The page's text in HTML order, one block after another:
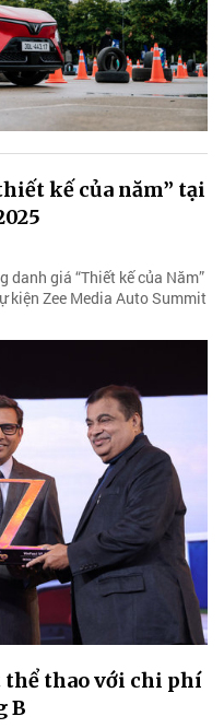
kế của năm” tại
giá “Thiết kế của Năm”
kiện Zee Media Auto Summit
thể thao với chi phí
B